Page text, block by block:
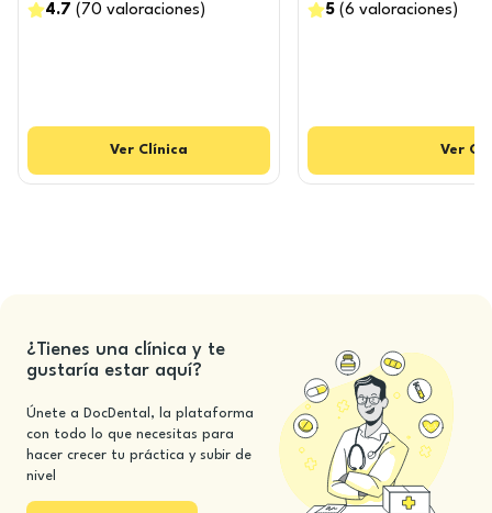
4.7 ( 70 valoraciones )
Ver Clínica
5 (6 valoraciones )
Ver
¿Tienes una clínica y te
gustaría estar aquí?
Únete a DocDental, la plataforma
con todo lo que necesitas para
hacer crecer tu práctica y subir de
nivel